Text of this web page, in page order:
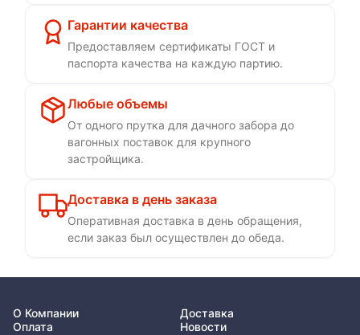
Гарантии качества
Предоставляем сертификаты ГОСТ и
паспорта качества на каждую партию.
Любые объемы
От одного прутка для дачного забора до
вагонных поставок для крупного
застройщика.
Доставка в день заказа
Оперативная доставка в день обращения,
если заказ был осуществлен до обеда.
О Компании
Доставка
Оплата
Новости